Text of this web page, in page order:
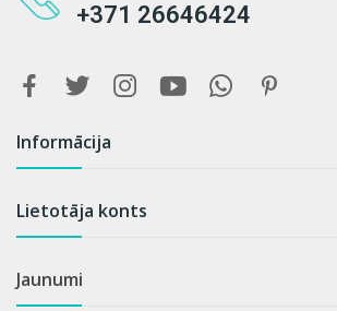
+371 26646424
Informācija
Lietotāja konts
Jaunumi